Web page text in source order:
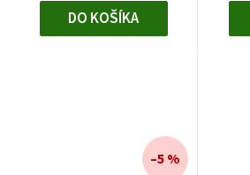
DO KOŠÍKA
–5 %